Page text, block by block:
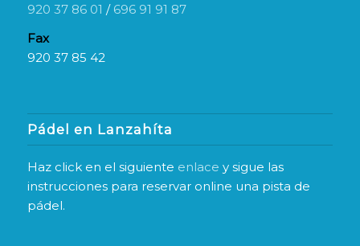
920 37 86 01 / 696 91 91 87
Fax
920 37 85 42
Pádel en Lanzahíta
Haz click en el siguiente enlace y sigue las
instrucciones para reservar online una pista de
pádel.